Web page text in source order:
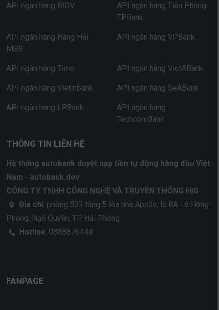
API ngân hàng BIDV
API ngân hàng Tiên Phong
TPBank
API ngân hàng Hàng Hải
MSB
API ngân hàng VPBank
API ngân hàng Timo API ngân hàng VietABank
API ngân hàng Vietinbank API ngân hàng SeABank
API ngân hàng LPBank
API ngân hàng
TechcomBank
THÔNG TIN LIÊN HỆ
Hệ thống autobank duyệt nạp tiền tự động hàng đầu Việt
Nam - autobank.dev
CÔNG TY TNHH CÔNG NGHỆ VÀ TRUYỀN THÔNG HIG
Địa chỉ: phòng 502 tầng 5 tòa nhà Apollo, lô 8A Lê Hồng
Phong, Ngô Quyền, TP. Hải Phòng
Hotline: 0888876444
FANPAGE